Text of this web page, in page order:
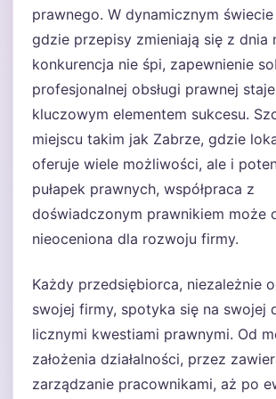
prawnego. W dynamicznym świecie
gdzie przepisy zmieniają się z dnia
konkurencja nie śpi, zapewnienie
profesjonalnej obsługi prawnej
kluczowym elementem sukcesu.
miejscu takim jak Zabrze, gdzie
oferuje wiele możliwości, ale i
pułapek prawnych, współpraca z
doświadczonym prawnikiem może
nieoceniona dla rozwoju firmy.
Każdy przedsiębiorca, niezależnie
swojej firmy, spotyka się na swojej
licznymi kwestiami prawnymi. Od
założenia działalności, przez
zarządzanie pracownikami, aż po